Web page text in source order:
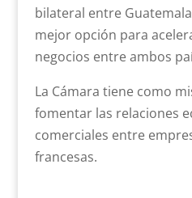
bilateral entre
mejor opción para
negocios entre ambos
La Cámara tiene como
fomentar las relaciones
comerciales entre
francesas.